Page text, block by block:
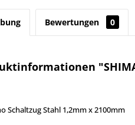
Bewertungen 0
Schaltzug Stahl 1,2mm x 2100mm